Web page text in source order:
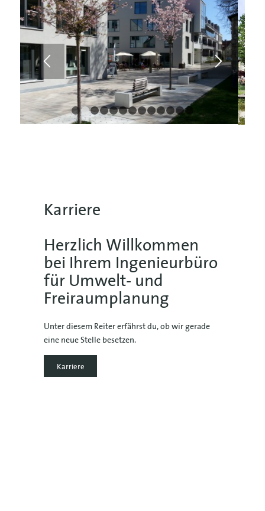
1 2 3 4 5 7 8 12
Karriere
Herzlich Willkommen
bei Ihrem Ingenieurbüro
für Umwelt- und
Freiraumplanung
Unter diesem Reiter erfährst du, ob wir gerade
eine neue Stelle besetzen.
Karriere